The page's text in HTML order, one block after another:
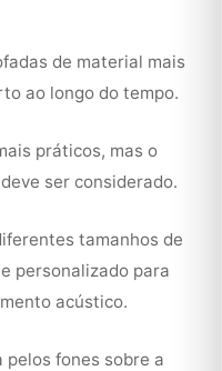
de material mais
ao longo do tempo.
práticos, mas o
ser considerado.
tamanhos de
personalizado para
acústico.
pelos fones sobre a